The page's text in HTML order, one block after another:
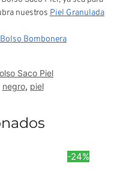
nuestros Piel Granulada
Bolso Bombonera
Saco Piel
negro, piel
-24%